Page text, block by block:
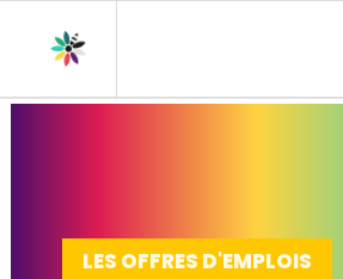
LES OFFRES D'EMPLOIS